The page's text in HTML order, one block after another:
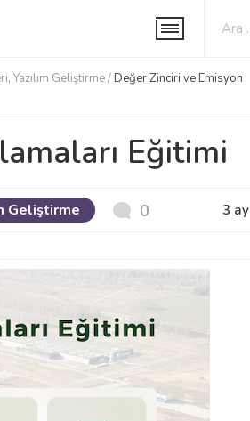
, Yazılım Geliştirme/Değer Zinciri ve Emisyon
Eğitimi
Geliştirme 0 3